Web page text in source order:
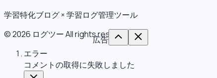
学習特化ブログ × 学習ログ管理ツール
©2026 ログツーAll rights reserved.
エラー
コメントの取得に失敗しました
広告